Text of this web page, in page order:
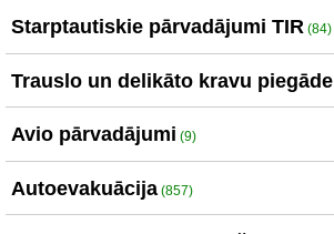
Starptautiskie pārvadājumi TIR (84)
Trauslo un delikāto kravu piegāde
Avio pārvadājumi (9)
Autoevakuācija (857)